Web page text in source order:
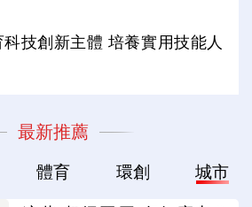
技創新主體 培養實用技能人
最新推薦
體育 環創 城市